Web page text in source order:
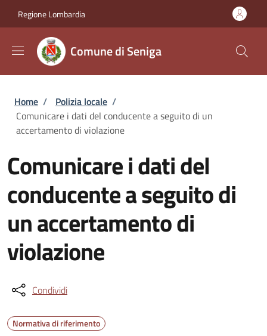
Regione Lombardia
Comune di Seniga
Briciole di pane
Home / Polizia locale /
Comunicare i dati del conducente a seguito di un
accertamento di violazione
Comunicare i dati del
conducente a seguito di
un accertamento di
violazione
Condividi
Normativa di riferimento